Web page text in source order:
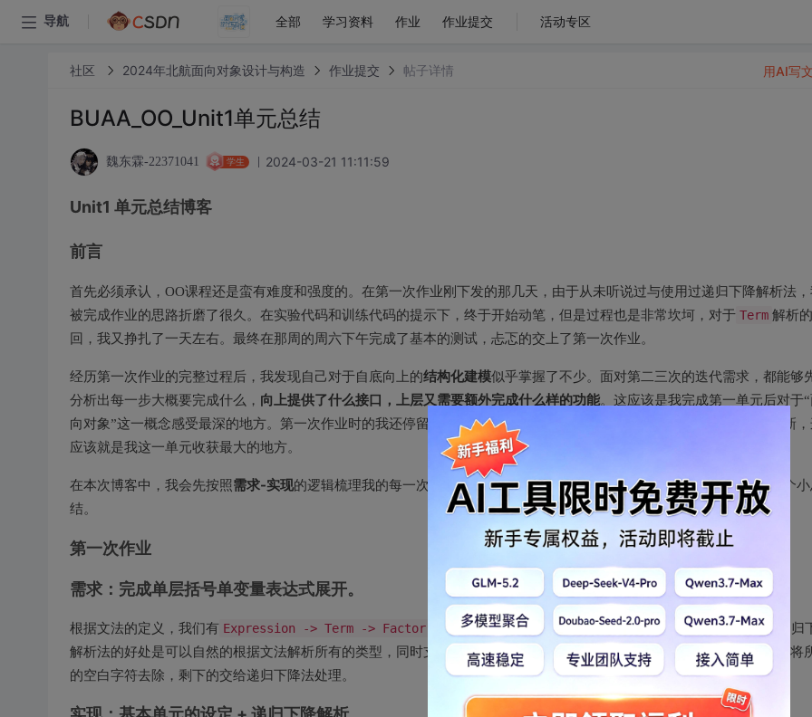
导航 全部 学习资料 作业 作业提交 活动专区
社区 2024年北航面向对象设计与构造 作业提交 帖子详情
BUAA_OO_Unit1单元总结
魏东霖-22371041 学生 2024-03-21 11:11:59
Unit1 单元总结博客
前言
首先必须承认，OO课程还是蛮有难度和强度的。在第一次作业刚下发的那几天，由于从未听说过与使用过递归下降解析法
被完成作业的思路折磨了很久。在实验代码和训练代码的提示下，终于开始动笔，但是过程也是非常坎坷，对于 Term 解析
回，我又挣扎了一天左右。最终在那周的周六下午完成了基本的测试，忐忑的交上了第一次作业。
经历第一次作业的完整过程后，我发现自己对于自底向上的结构化建模似乎掌握了不少。面对第二三次的迭代需求，都能够
分析出每一步大概要完成什么， 向上提供了什么接口，上层又需要额外完成什么样的功能。这应该是我完成第一单元后对于
向对象”这一概念感受最深的地方。第一次作业时的我还停留在曾经的过程式编程阶段，而这种概念很快被面向对象所刷新
应该就是我这一单元收获最大的地方。
在本次博客中，我会先按照需求-实现的逻辑梳理我的每一次作业的完成思路，再给出复杂度分析和代码规模，最后做一个
结。
第一次作业
需求：完成单层括号单变量表达式展开。
根据文法的定义，我们有 Expression -> Term -> Factor 这样的层次。而 Factor 最终又嵌套回 Expression 。使用递归
解析法的好处是可以自然的根据文法解析所有的类型，同时支持多层括号。在实现上我没有做任何语义上的预处理，仅仅将
的空白字符去除，剩下的交给递归下降法处理。
用AI写